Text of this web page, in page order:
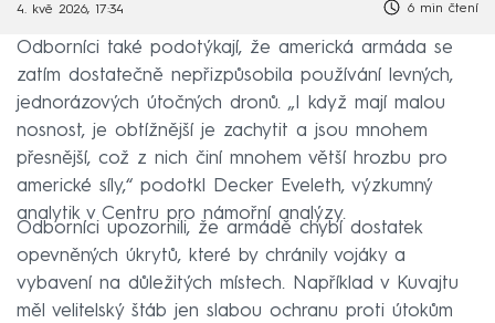
4. kvě 2026, 17:34 6 min čtení
Odborníci také podotýkají, že americká armáda se
zatím dostatečně nepřizpůsobila používání levných,
jednorázových útočných dronů. „I když mají malou
nosnost, je obtížnější je zachytit a jsou mnohem
přesnější, což z nich činí mnohem větší hrozbu pro
americké síly,“ podotkl Decker Eveleth, výzkumný
analytik v Centru pro námořní analýzy.
Odborníci upozornili, že armádě chybí dostatek
opevněných úkrytů, které by chránily vojáky a
vybavení na důležitých místech. Například v Kuvajtu
měl velitelský štáb jen slabou ochranu proti útokům